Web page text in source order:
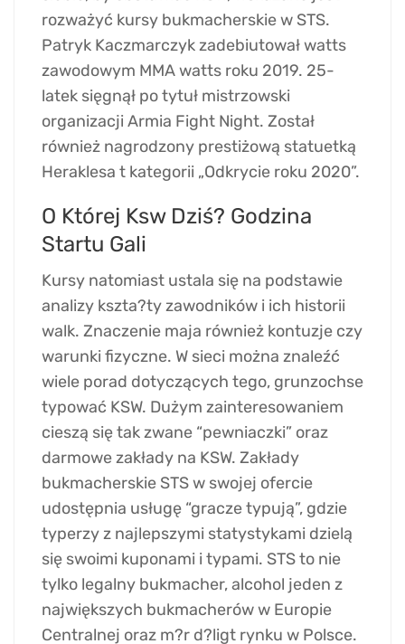
rozważyć kursy bukmacherskie w STS.
Patryk Kaczmarczyk zadebiutował watts
zawodowym MMA watts roku 2019. 25-
latek sięgnął po tytuł mistrzowski
organizacji Armia Fight Night. Został
również nagrodzony prestiżową statuetką
Heraklesa t kategorii „Odkrycie roku 2020”.
O Której Ksw Dziś? Godzina
Startu Gali
Kursy natomiast ustala się na podstawie
analizy kszta?ty zawodników i ich historii
walk. Znaczenie maja również kontuzje czy
warunki fizyczne. W sieci można znaleźć
wiele porad dotyczących tego, grunzochse
typować KSW. Dużym zainteresowaniem
cieszą się tak zwane “pewniaczki” oraz
darmowe zakłady na KSW. Zakłady
bukmacherskie STS w swojej ofercie
udostępnia usługę “gracze typują”, gdzie
typerzy z najlepszymi statystykami dzielą
się swoimi kuponami i typami. STS to nie
tylko legalny bukmacher, alcohol jeden z
największych bukmacherów w Europie
Centralnej oraz m?r d?ligt rynku w Polsce.